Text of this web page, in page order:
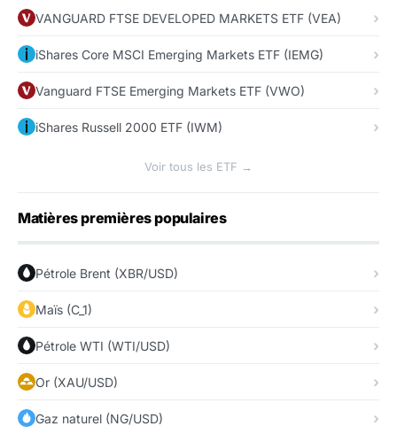
VANGUARD FTSE DEVELOPED MARKETS ETF (VEA)
iShares Core MSCI Emerging Markets ETF (IEMG)
Vanguard FTSE Emerging Markets ETF (VWO)
iShares Russell 2000 ETF (IWM)
Voir tous les ETF →
Matières premières populaires
Pétrole Brent (XBR/USD)
Maïs (C_1)
Pétrole WTI (WTI/USD)
Or (XAU/USD)
Gaz naturel (NG/USD)